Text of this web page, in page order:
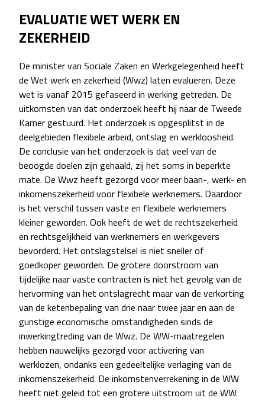
EVALUATIE WET WERK EN
ZEKERHEID
De minister van Sociale Zaken en Werkgelegenheid heeft
de Wet werk en zekerheid (Wwz) laten evalueren. Deze
wet is vanaf 2015 gefaseerd in werking getreden. De
uitkomsten van dat onderzoek heeft hij naar de Tweede
Kamer gestuurd. Het onderzoek is opgesplitst in de
deelgebieden flexibele arbeid, ontslag en werkloosheid.
De conclusie van het onderzoek is dat veel van de
beoogde doelen zijn gehaald, zij het soms in beperkte
mate. De Wwz heeft gezorgd voor meer baan-, werk- en
inkomenszekerheid voor flexibele werknemers. Daardoor
is het verschil tussen vaste en flexibele werknemers
kleiner geworden. Ook heeft de wet de rechtszekerheid
en rechtsgelijkheid van werknemers en werkgevers
bevorderd. Het ontslagstelsel is niet sneller of
goedkoper geworden. De grotere doorstroom van
tijdelijke naar vaste contracten is niet het gevolg van de
hervorming van het ontslagrecht maar van de verkorting
van de ketenbepaling van drie naar twee jaar en aan de
gunstige economische omstandigheden sinds de
inwerkingtreding van de Wwz. De WW-maatregelen
hebben nauwelijks gezorgd voor activering van
werklozen, ondanks een gedeeltelijke verlaging van de
inkomenszekerheid. De inkomstenverrekening in de WW
heeft niet geleid tot een grotere uitstroom uit de WW.